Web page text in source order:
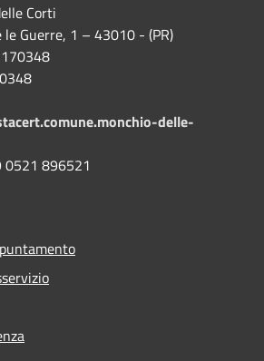
Corti
le Guerre, 1 – 43010 - (PR)
delle-
0521 896521